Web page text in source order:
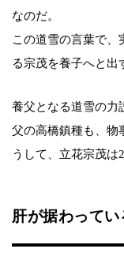
なのだ。
この道雪の言葉で、
る宗茂を養子へと出
養父となる道雪の力
父の高橋鎮種も、物
うして、立花宗茂は
肝が据わって